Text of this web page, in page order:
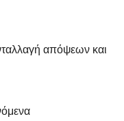
απόψεων και